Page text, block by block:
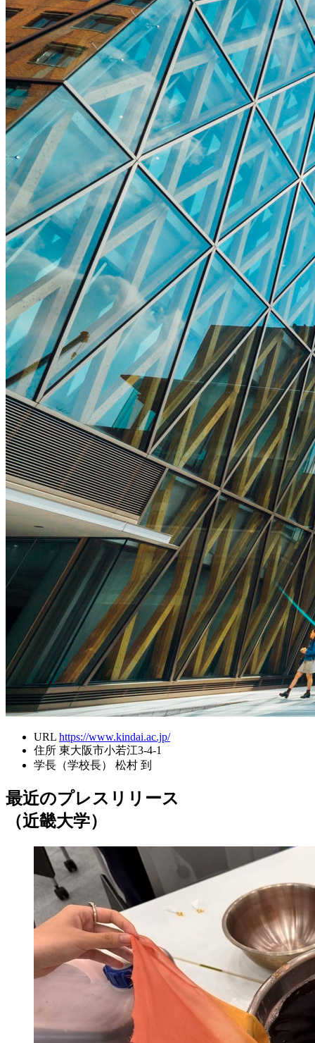
URL https://www.kindai.ac.jp/
住所 東大阪市小若江3-4-1
学長（学校長）
松村 到
最近のプレスリリース
（近畿大学）